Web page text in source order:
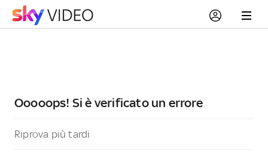
Ooooops! Si è verificato un errore
Riprova più tardi